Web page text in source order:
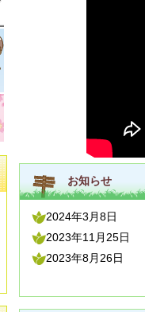
お知らせ
2024年3月8日
2023年11月25日
2023年8月26日